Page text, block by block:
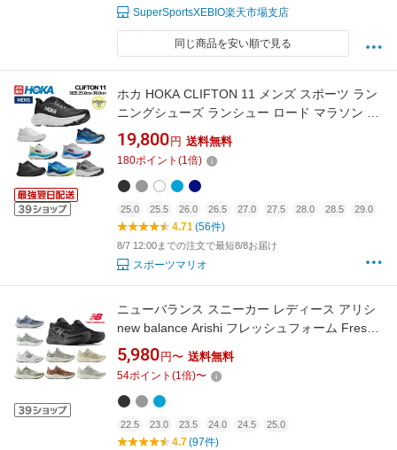
SuperSportsXEBIO楽天市場支店
同じ商品を安い順で見る
ホカ HOKA CLIFTON 11 メンズ スポーツ ラン
ニングシューズ ランシュー ロード マラソン ト
レーニング デイリーラン 厚底 1176572
19,800 円 送料無料
180ポイント (1倍)
25.0 25.5 26.0 26.5 27.0 27.5 28.0 28.5 29.0
4.71(56件)
8/7 12:00までの注文で最短8/8お届け
スポーツマリオ
ニューバランス スニーカー レディース アリシ
new balance Arishi フレッシュフォーム Fresh
Foam Arishi v4 WARIS ランニング ウォーキン
グ グリーン ブラウン シルバー ホワイト ベージ
ュ ブラウン ブルー NB
5,980 円〜 送料無料
54ポイント (1倍)〜
22.5 23.0 23.5 24.0 24.5 25.0
4.7(97件)